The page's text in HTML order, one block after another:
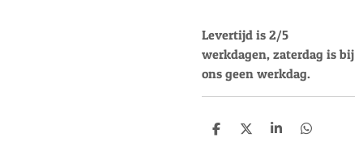
Levertijd is 2/5
werkdagen, zaterdag is bij
ons geen werkdag.
D
D
S
D